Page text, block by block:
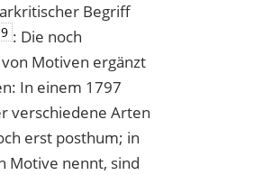
Begriff
9 : Die noch
Motiven ergänzt
In einem 1797
verschiedene Arten
erst posthum; in
Motive nennt, sind